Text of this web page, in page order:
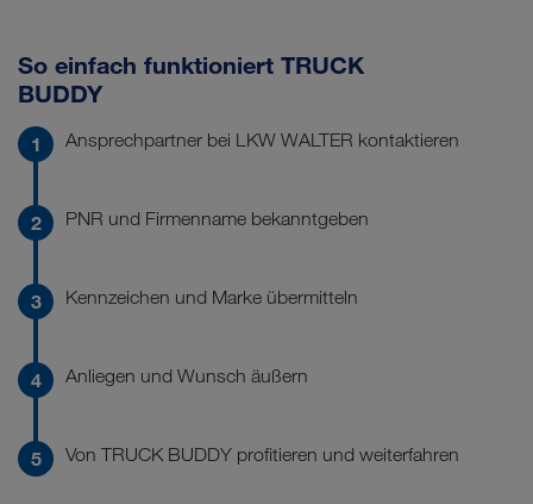
So einfach funktioniert TRUCK
BUDDY
Ansprechpartner bei LKW WALTER kontaktieren
PNR und Firmenname bekanntgeben
Kennzeichen und Marke übermitteln
Anliegen und Wunsch äußern
Von TRUCK BUDDY profitieren und weiterfahren